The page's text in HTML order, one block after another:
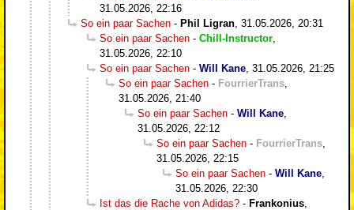
31.05.2026, 22:16
So ein paar Sachen - Phil Ligran 31.05.2026, 20:31
So ein paar Sachen - Chill-Instructor
31.05.2026, 22:10
So ein paar Sachen - Will Kane 31.05.2026, 21:25
So ein paar Sachen - FourrierTrans
31.05.2026, 21:40
So ein paar Sachen - Will Kane
31.05.2026, 22:12
So ein paar Sachen - FourrierTrans
31.05.2026, 22:15
So ein paar Sachen - Will Kane
31.05.2026, 22:30
Ist das die Rache von Adidas? - Frankonius